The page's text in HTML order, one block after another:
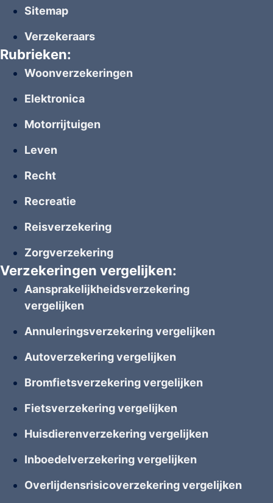
Sitemap
Verzekeraars
Rubrieken:
Woonverzekeringen
Elektronica
Motorrijtuigen
Leven
Recht
Recreatie
Reisverzekering
Zorgverzekering
Verzekeringen vergelijken:
Aansprakelijkheidsverzekering
vergelijken
Annuleringsverzekering vergelijken
Autoverzekering vergelijken
Bromfietsverzekering vergelijken
Fietsverzekering vergelijken
Huisdierenverzekering vergelijken
Inboedelverzekering vergelijken
Overlijdensrisicoverzekering vergelijken